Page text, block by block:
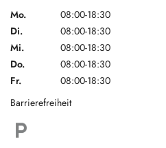
Mo.
08:00-18:30
Di.
08:00-18:30
Mi.
08:00-18:30
Do.
08:00-18:30
Fr.
08:00-18:30
Barrierefreiheit